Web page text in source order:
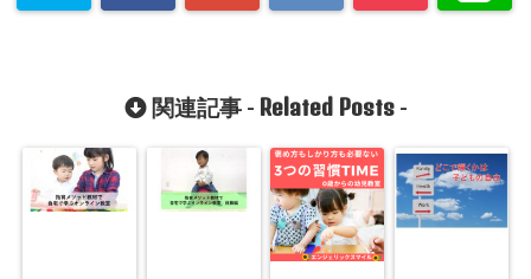
関連記事 - Related Posts-